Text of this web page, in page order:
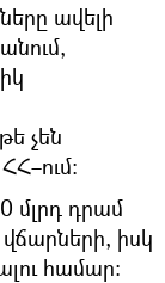
ավելի
չեն
մլրդ դրամ
իսկ
համար։